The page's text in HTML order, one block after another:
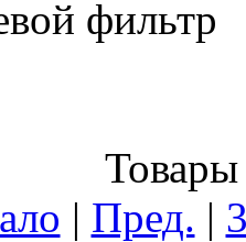
фильтр
| Пред. |